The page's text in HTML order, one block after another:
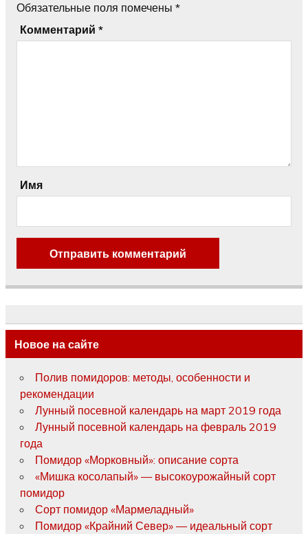
Обязательные поля помечены *
Комментарий *
Имя
Новое на сайте
Полив помидоров: методы, особенности и
рекомендации
Лунный посевной календарь на март 2019 года
Лунный посевной календарь на февраль 2019
года
Помидор «Морковный»: описание сорта
«Мишка косолапый» — высокоурожайный сорт
помидор
Сорт помидор «Мармеладный»
Помидор «Крайний Север» — идеальный сорт